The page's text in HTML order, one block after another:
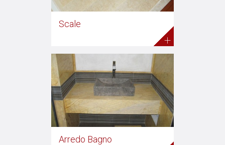
Scale
+
Arredo Bagno